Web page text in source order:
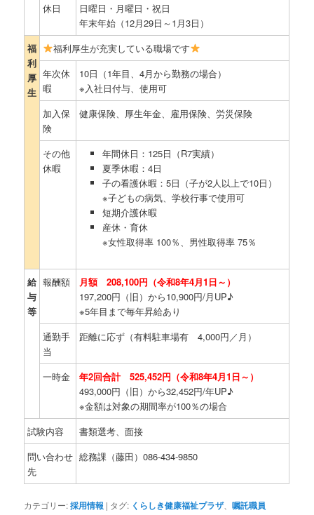
休日
日曜日・月曜日・祝日
年末年始（12月29日～1月3日）
福
利
厚
生
福利厚生が充実している職場です
年次休
暇
10日（1年目、4月から勤務の場合）
※入社日付与、使用可
加入保
険
健康保険、厚生年金、雇用保険、労災保険
その他
休暇
年間休日：125日（R7実績）
夏季休暇：4日
子の看護休暇：5日（子が2人以上で10日）
※子どもの病気、学校行事で使用可
短期介護休暇
産休・育休
※女性取得率 100％、男性取得率 75％
給
与
等
報酬額
月額 208,100円（令和8年4月1日～）
197,200円（旧）から10,900円/月UP♪
※5年目まで毎年昇給あり
通勤手
当
距離に応ず（有料駐車場有 4,000円／月）
一時金
年2回合計 525,452円（令和8年4月1日～）
493,000円（旧）から32,452円/年UP♪
※金額は対象の期間率が100％の場合
試験内容
書類選考、面接
問い合わせ
先
総務課（藤田）086-434-9850
カテゴリー:採用情報 | タグ: くらしき健康福祉プラザ、嘱託職員